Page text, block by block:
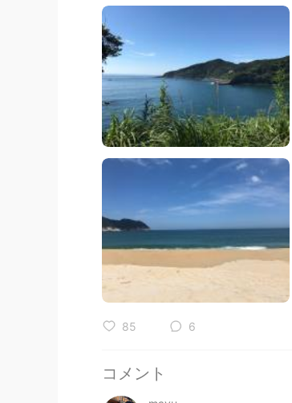
85 6
コメント